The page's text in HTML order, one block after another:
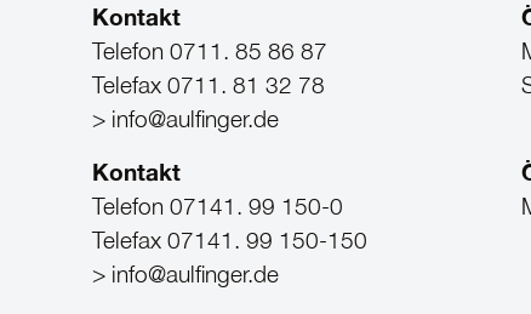
Kontakt
Telefon 0711. 85 86 87
Telefax 0711. 81 32 78
> info@aulfinger.de
Kontakt
Telefon 07141. 99 150-0
Telefax 07141. 99 150-150
> info@aulfinger.de